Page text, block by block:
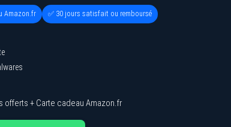
Amazon.fr ✅ 30 jours satisfait ou remboursé
offerts + Carte cadeau Amazon.fr